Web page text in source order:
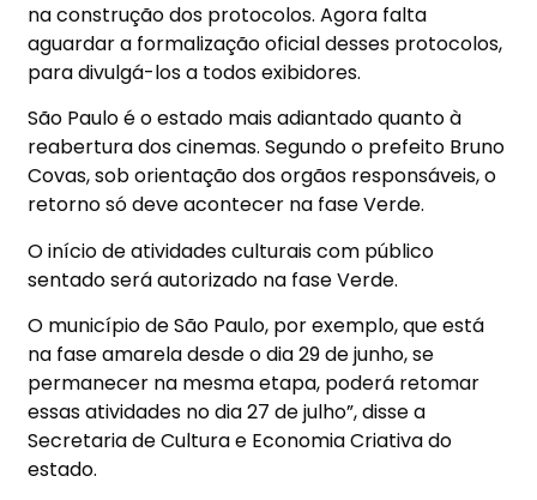
na construção dos protocolos. Agora falta
aguardar a formalização oficial desses protocolos,
para divulgá-los a todos exibidores.
São Paulo é o estado mais adiantado quanto à
reabertura dos cinemas. Segundo o prefeito Bruno
Covas, sob orientação dos orgãos responsáveis, o
retorno só deve acontecer na fase Verde.
O início de atividades culturais com público
sentado será autorizado na fase Verde.
O município de São Paulo, por exemplo, que está
na fase amarela desde o dia 29 de junho, se
permanecer na mesma etapa, poderá retomar
essas atividades no dia 27 de julho”, disse a
Secretaria de Cultura e Economia Criativa do
estado.